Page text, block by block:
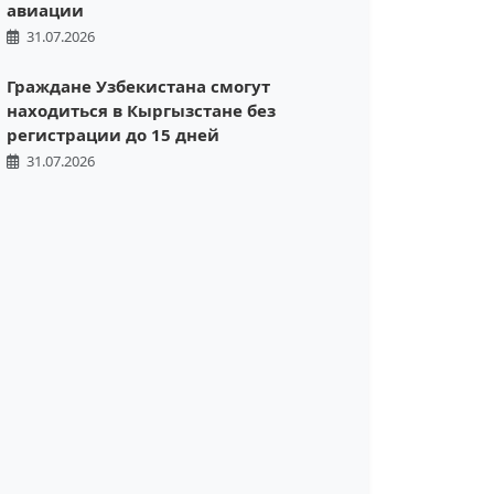
авиации
31.07.2026
Граждане Узбекистана смогут
находиться в Кыргызстане без
регистрации до 15 дней
31.07.2026